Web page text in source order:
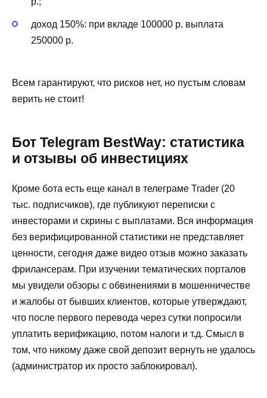
доход 150%: при вкладе 100000 р. выплата
250000 р.
Всем гарантируют, что рисков нет, но пустым словам
верить не стоит!
Бот Telegram BestWay: статистика
и отзывы об инвестициях
Кроме бота есть еще канал в телеграме Trader (20
тыс. подписчиков), где публикуют переписки с
инвесторами и скрины с выплатами. Вся информация
без верифицированной статистики не представляет
ценности, сегодня даже видео отзыв можно заказать
фрилансерам. При изучении тематических порталов
мы увидели обзоры с обвинениями в мошенничестве
и жалобы от бывших клиентов, которые утверждают,
что после первого перевода через сутки попросили
уплатить верификацию, потом налоги и т.д. Смысл в
том, что никому даже свой депозит вернуть не удалось
(администратор их просто заблокировал).